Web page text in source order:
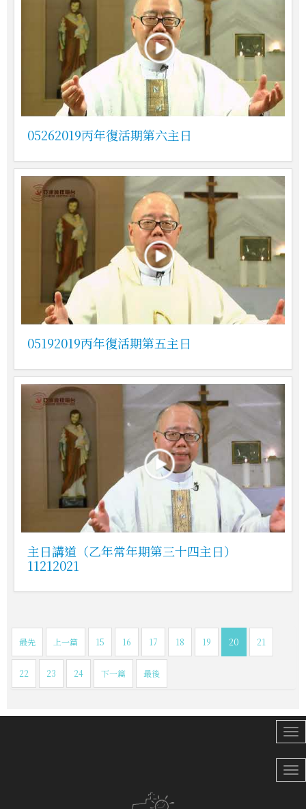
05262019丙年復活期第六主日
05192019丙年復活期第五主日
主日講道（乙年常年期第三十四主日）
11212021
最先 上一篇 15 16 17 18 19 20 21
22 23 24 下一篇 最後